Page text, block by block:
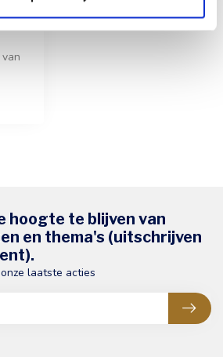
hoogte te blijven van
en thema's (uitschrijven
laatste acties